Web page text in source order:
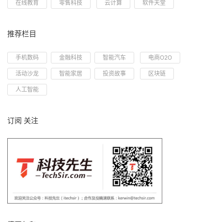
在线教育 零售科技 云计算 软件天堂
推荐栏目
手机数码 金融科技 智能汽车 电商O2O
活动沙龙 智能家居 投资故事 区块链
人工智能
订阅 关注